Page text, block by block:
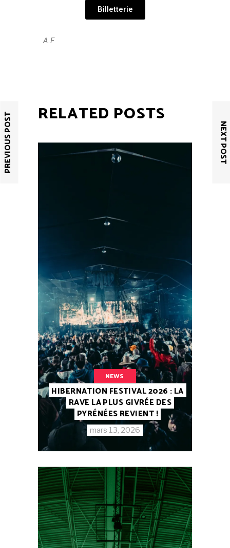
Billetterie
A.F
PREVIOUS POST NEXT POST
RELATED POSTS
NEWS
HIBERNATION FESTIVAL 2026 : LA
RAVE LA PLUS GIVRÉE DES
PYRÉNÉES REVIENT !
mars 13, 2026